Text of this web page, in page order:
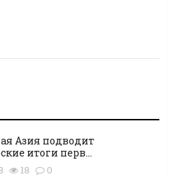
Азия подводит
итоги перв...
18 0